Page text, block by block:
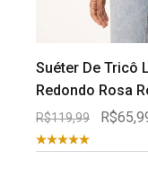
Suéter De Tricô
Redondo Rosa
R$119,99